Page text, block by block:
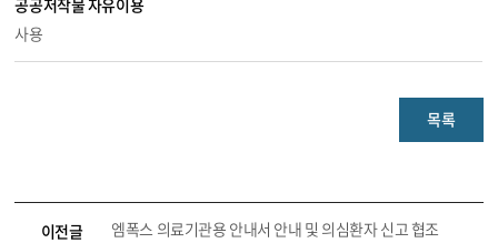
공공저작물 자유이용
사용
목록
이전글 엠폭스 의료기관용 안내서 안내 및 의심환자 신고 협조